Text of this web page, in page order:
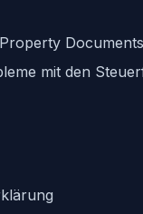
mit den